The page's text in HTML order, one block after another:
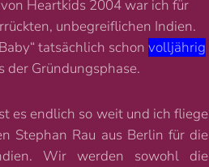
Heartkids 2004 war ich für
unbegreiflichen Indien.
tatsächlich schon volljährig
der Gründungsphase.
es endlich so weit und ich fliege
Stephan Rau aus Berlin für die
Wir werden sowohl die